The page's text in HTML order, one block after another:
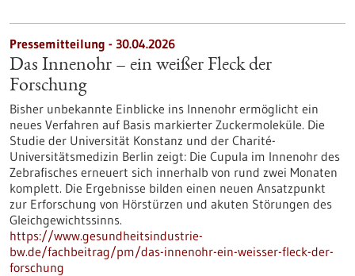
Pressemitteilung - 30.04.2026
Das Innenohr – ein weißer Fleck der
Forschung
Bisher unbekannte Einblicke ins Innenohr ermöglicht ein
neues Verfahren auf Basis markierter Zuckermoleküle. Die
Studie der Universität Konstanz und der Charité-
Universitätsmedizin Berlin zeigt: Die Cupula im Innenohr des
Zebrafisches erneuert sich innerhalb von rund zwei Monaten
komplett. Die Ergebnisse bilden einen neuen Ansatzpunkt
zur Erforschung von Hörstürzen und akuten Störungen des
Gleichgewichtssinns.
https://www.gesundheitsindustrie-
bw.de/fachbeitrag/pm/das-innenohr-ein-weisser-fleck-der-
forschung